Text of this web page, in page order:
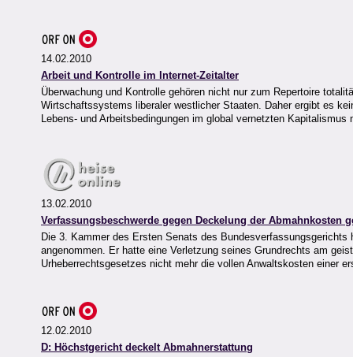
14.02.2010
Arbeit und Kontrolle im Internet-Zeitalter
Überwachung und Kontrolle gehören nicht nur zum Repertoire
Wirtschaftssystems liberaler westlicher Staaten. Daher ergibt es
Lebens- und Arbeitsbedingungen im global vernetzten
13.02.2010
Verfassungsbeschwerde gegen Deckelung der Abmahnkosten
Die 3. Kammer des Ersten Senats des
angenommen. Er hatte eine Verletzung seines Grundrechts am
Urheberrechtsgesetzes nicht mehr die vollen Anwaltskosten einer
12.02.2010
D: Höchstgericht deckelt Abmahnerstattung